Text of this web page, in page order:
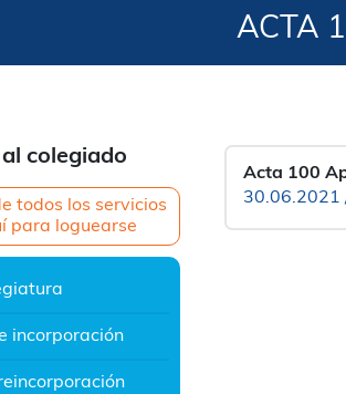
ACTA
colegiado
todos los servicios
para loguearse
incorporación
Acta 100
30.06.2021